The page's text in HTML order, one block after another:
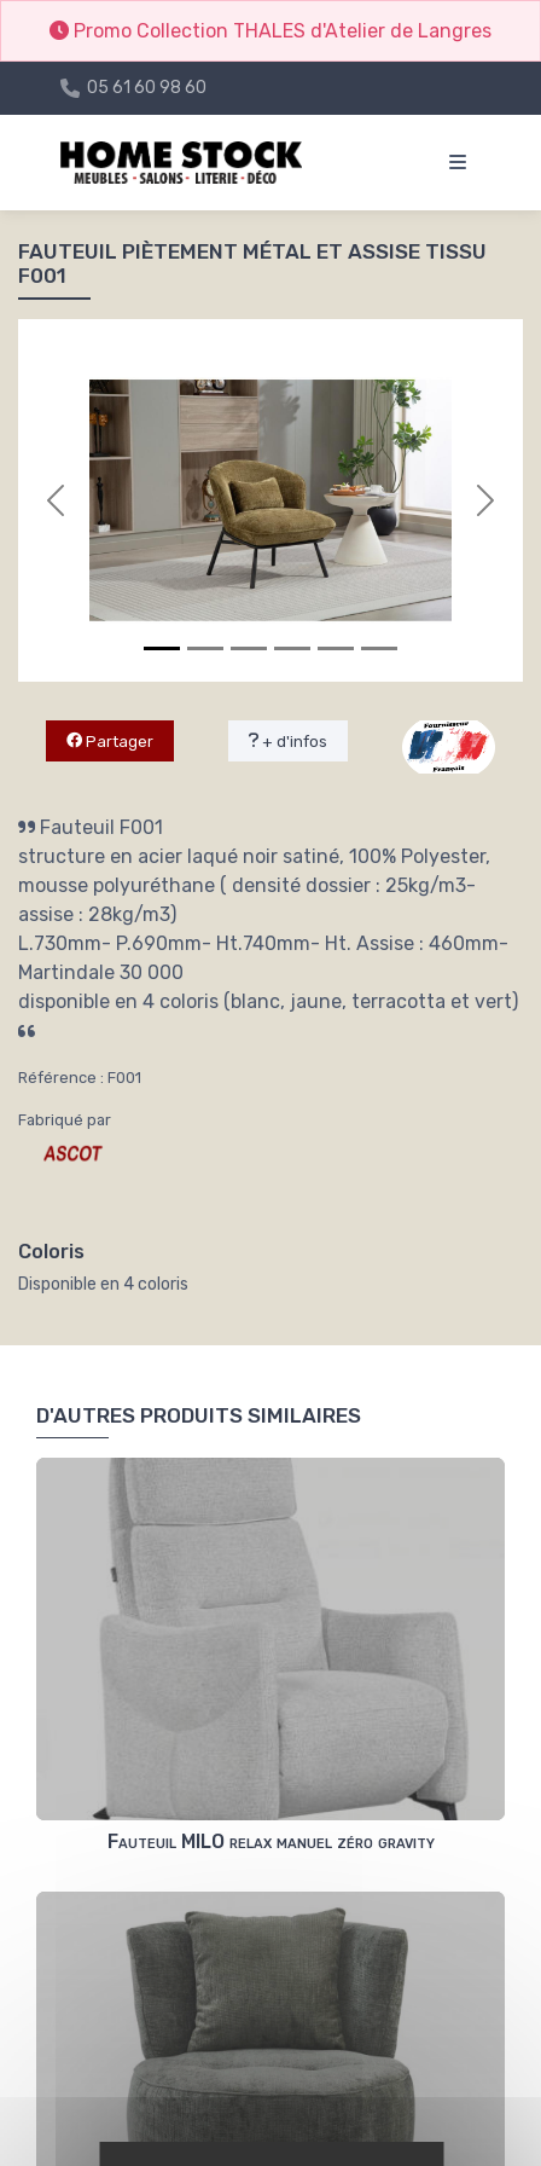
Promo Collection THALES d'Atelier de Langres
05 61 60 98 60
FAUTEUIL PIÈTEMENT MÉTAL ET ASSISE TISSU
F001
Partager + d'infos
Fauteuil F001
structure en acier laqué noir satiné, 100% Polyester,
mousse polyuréthane ( densité dossier : 25kg/m3-
assise : 28kg/m3)
L.730mm- P.690mm- Ht.740mm- Ht. Assise : 460mm-
Martindale 30 000
disponible en 4 coloris (blanc, jaune, terracotta et vert)
Référence : F001
Fabriqué par
Coloris
Disponible en 4 coloris
D'AUTRES PRODUITS SIMILAIRES
Fauteuil MILO relax manuel zéro gravity